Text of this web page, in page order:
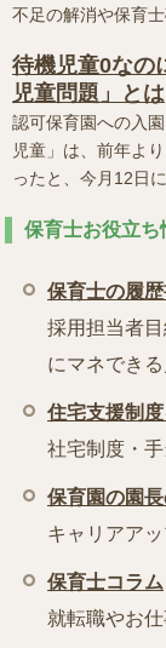
不足の解消や保育
待機児童0なの
児童問題」とは
認可保育園への入
児童」は、前年よ
ったと、今月12日
保育士お役立ち
保育士の履
採用担当者
にマネできる
住宅支援制度
社宅制度・
保育園の園
キャリアア
保育士コラム
就転職やお